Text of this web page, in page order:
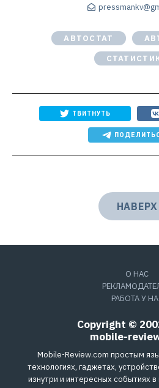
АВТОСТАТ
ТВИТНУТЬ
НАВЕРХ
О НАС
РАБОТА У
Copyright ©
mobile-
Mobile-Review.com простым
технологиях, гаджетах,
изнутри и интересных событиях